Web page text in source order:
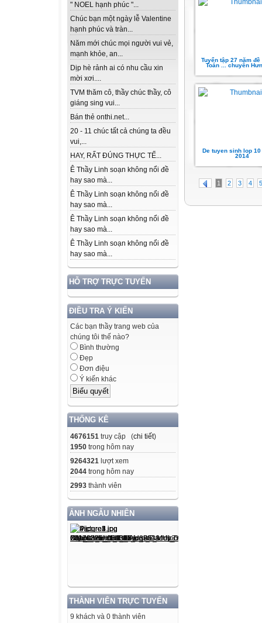
" NOEL hạnh phúc "...
Chúc bạn một ngày lễ Valentine
hạnh phúc và tràn...
Năm mới chúc mọi người vui vẻ,
mạnh khỏe, an...
Dịp hè rảnh ai có nhu cầu xin
mời xơi....
TVM thăm cô, thầy chúc thầy, cô
giáng sing vui...
Bán thẻ onthi.net...
20 - 11 chúc tất cả chúng ta đều
vui,...
HAY, RẤT ĐÚNG THỰC TẾ...
Ê Thầy Linh soạn không nổi đề
hay sao mà...
Ê Thầy Linh soạn không nổi đề
hay sao mà...
Ê Thầy Linh soạn không nổi đề
hay sao mà...
Ê Thầy Linh soạn không nổi đề
hay sao mà...
HỖ TRỢ TRỰC TUYẾN
ĐIỀU TRA Ý KIẾN
Các bạn thầy trang web của
chúng tôi thế nào?
Bình thường
Đẹp
Đơn điệu
Ý kiến khác
THỐNG KÊ
4676151 truy cập (chi tiết)
1950 trong hôm nay
9264321 lượt xem
2044 trong hôm nay
2993 thành viên
ẢNH NGẪU NHIÊN
THÀNH VIÊN TRỰC TUYẾN
9 khách và 0 thành viên
Tuyển tập 27 năm đề
Toán ... chuyên
De tuyen sinh lop 10
2014
1 2 3 4 5